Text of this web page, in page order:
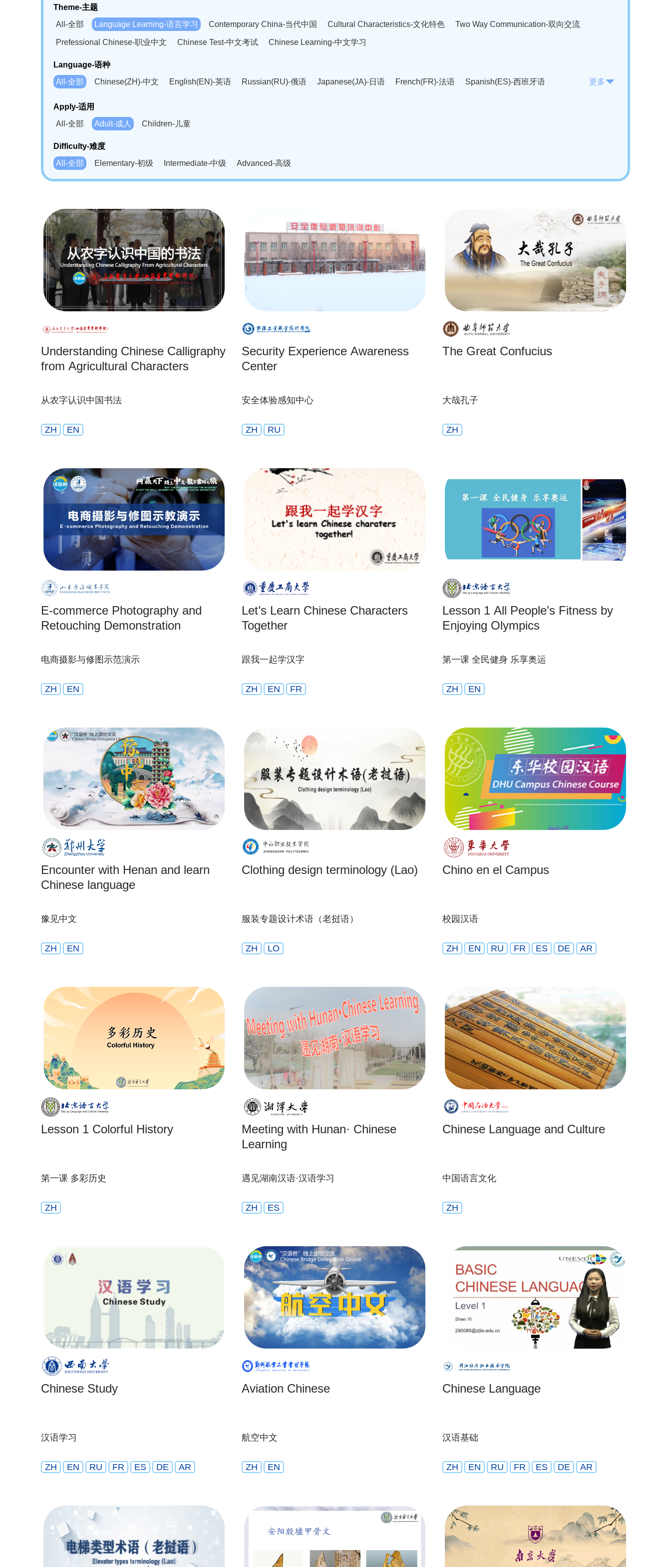
Theme-主题
All-全部
Language Learning-语言学习 Contemporary China-当代中国 Cultural Characteristics-文化特色 Two Way Communication-双向交流
Prefessional Chinese-职业中文 Chinese Test-中文考试 Chinese Learning-中文学习
Language-语种
All-全部
Chinese(ZH)-中文 English(EN)-英语 Russian(RU)-俄语 Japanese(JA)-日语 French(FR)-法语
Spanish(ES)-西班牙语
Bahasa Melayu(MS)-马来语
Swahili(SW)-斯瓦西里语
Kampuchea(KH)-柬埔寨语
更多
Apply-适用
All-全部
Adult-成人 Children-儿童
Difficulty-难度
All-全部
Elementary-初级 Intermediate-中级 Advanced-高级
Understanding Chinese Calligraphy
from Agricultural Characters
从农字认识中国书法
ZH EN
Security Experience Awareness
Center
安全体验感知中心
ZH RU
The Great Confucius
大哉孔子
ZH
E-commerce Photography and
Retouching Demonstration
电商摄影与修图示范演示
ZH EN
Let’s Learn Chinese Characters
Together
跟我一起学汉字
ZH EN FR
Lesson 1 All People’s Fitness by
Enjoying Olympics
第一课 全民健身 乐享奥运
ZH EN
Encounter with Henan and learn
Chinese language
豫见中文
ZH EN
Clothing design terminology (Lao)
服装专题设计术语（老挝语）
ZH LO
Chino en el Campus
校园汉语
ZH EN RU FR ES DE AR
Lesson 1 Colorful History
第一课 多彩历史
ZH
Meeting with Hunan· Chinese
Learning
遇见湖南汉语·汉语学习
ZH ES
Chinese Language and Culture
中国语言文化
ZH
Chinese Study
汉语学习
ZH EN RU FR ES DE AR
Aviation Chinese
航空中文
ZH EN
Chinese Language
汉语基础
ZH EN RU FR ES DE AR